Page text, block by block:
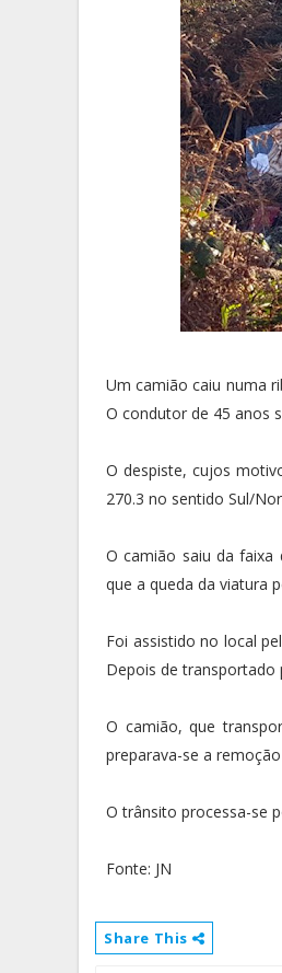
Um camião caiu numa
O condutor de 45 anos
O despiste, cujos
270.3 no sentido Sul/
O camião saiu da faixa
que a queda da viatura
Foi assistido no local
Depois de transportado
O camião, que
preparava-se a
O trânsito processa-se
Fonte: JN
Share This